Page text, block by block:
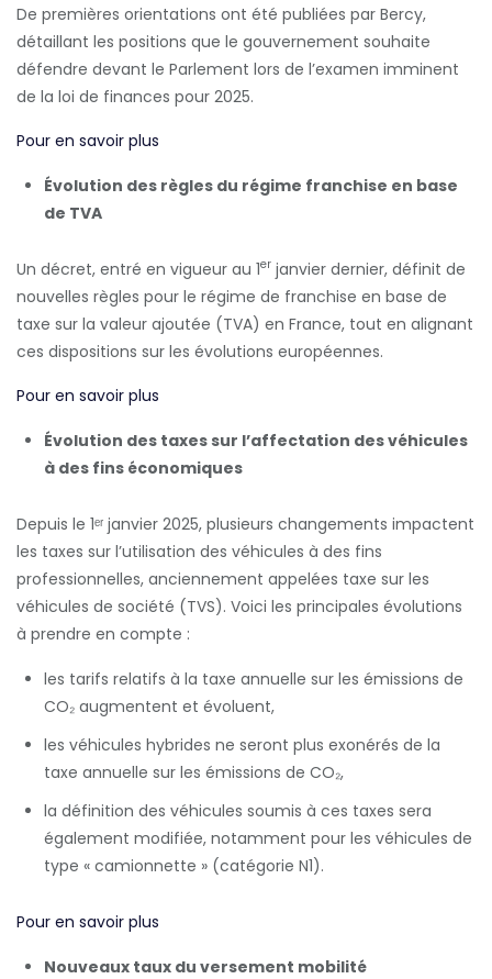
De premières orientations ont été publiées par Bercy,
détaillant les positions que le gouvernement souhaite
défendre devant le Parlement lors de l’examen imminent
de la loi de finances pour 2025.
Pour en savoir plus
Évolution des règles du régime franchise en base
de TVA
Un décret, entré en vigueur au 1er janvier dernier, définit de
nouvelles règles pour le régime de franchise en base de
taxe sur la valeur ajoutée (TVA) en France, tout en alignant
ces dispositions sur les évolutions européennes.
Pour en savoir plus
Évolution des taxes sur l’affectation des véhicules
à des fins économiques
Depuis le 1ᵉʳ janvier 2025, plusieurs changements impactent
les taxes sur l’utilisation des véhicules à des fins
professionnelles, anciennement appelées taxe sur les
véhicules de société (TVS). Voici les principales évolutions
à prendre en compte :
les tarifs relatifs à la taxe annuelle sur les émissions de
CO₂ augmentent et évoluent,
les véhicules hybrides ne seront plus exonérés de la
taxe annuelle sur les émissions de CO₂,
la définition des véhicules soumis à ces taxes sera
également modifiée, notamment pour les véhicules de
type « camionnette » (catégorie N1).
Pour en savoir plus
Nouveaux taux du versement mobilité